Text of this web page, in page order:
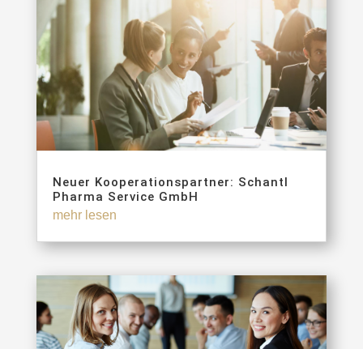
Neuer Kooperationspartner: Schantl
Pharma Service GmbH
mehr lesen